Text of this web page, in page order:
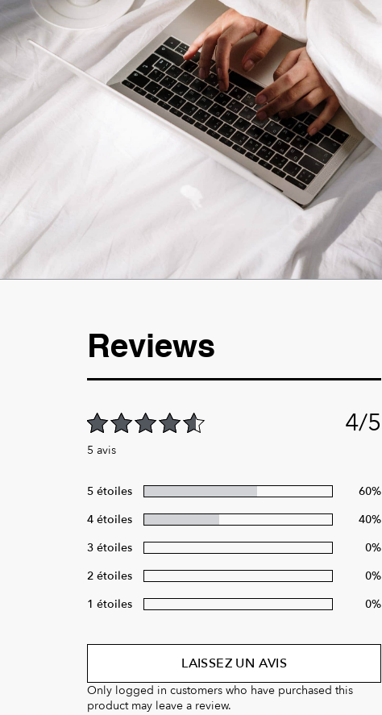
Reviews
4/5
5 avis
5 étoiles
60%
4 étoiles
40%
3 étoiles
0%
2 étoiles
0%
1 étoiles
0%
LAISSEZ UN AVIS
Only logged in customers who have purchased this
product may leave a review.